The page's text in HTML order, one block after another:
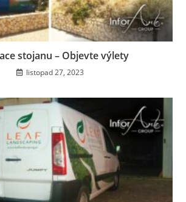
stojanu – Objevte výlety
listopad 27, 2023